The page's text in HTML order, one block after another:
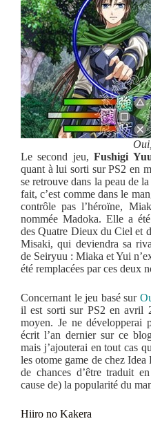
Le second jeu,Fushigi
quant à lui sorti sur PS2 en
se retrouve dans la peau de
fait, c’est comme dans le
contrôle pas l’héroïne,
nommée Madoka. Elle a
des Quatre Dieux du Ciel et
Misaki, qui deviendra sa
de Seiryuu : Miaka et Yui
été remplacées par ces deux
Concernant le jeu basé sur
il est sorti sur PS2 en avril
moyen. Je ne développerai
écrit l’an dernier sur ce
mais j’ajouterai en tout cas
les otome game de chez
de chances d’être traduit
cause de) la popularité du
Hiiro no Kakera